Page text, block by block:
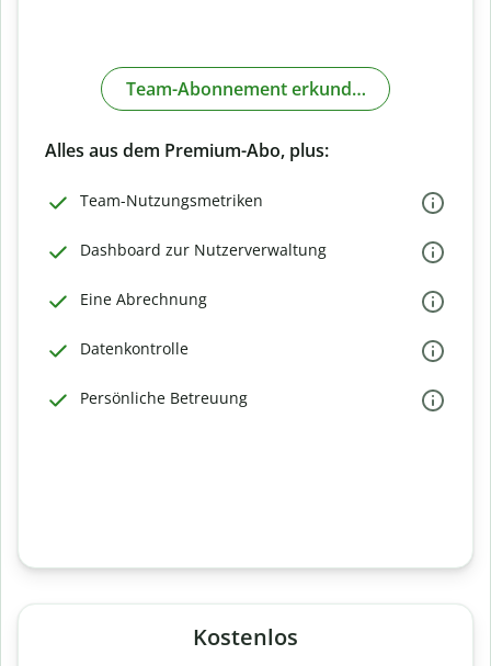
Team-Abonnement erkunden
Alles aus dem Premium-Abo, plus:
Team-Nutzungsmetriken
Dashboard zur Nutzerverwaltung
Eine Abrechnung
Datenkontrolle
Persönliche Betreuung
Kostenlos